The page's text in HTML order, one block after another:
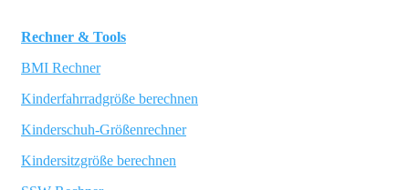
Rechner & Tools
BMI Rechner
Kinderfahrradgröße berechnen
Kinderschuh-Größenrechner
Kindersitzgröße berechnen